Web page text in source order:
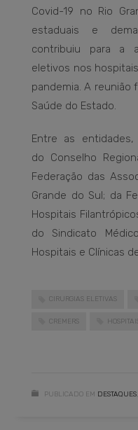
Covid-19 no Rio
estaduais e
contribuiu para a
eletivos nos
pandemia. A reunião
Saúde do Estado.
Entre as entidades,
do Conselho
Federação das
Grande do Sul; da
Hospitais
do Sindicato
Hospitais e Clínicas
CIRURGIAS ELETIVAS
CREMERS
PUBLICADO EM DESTAQUES